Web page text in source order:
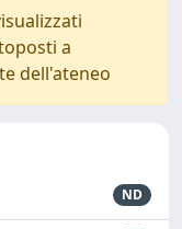
a
dell'ateneo
ND